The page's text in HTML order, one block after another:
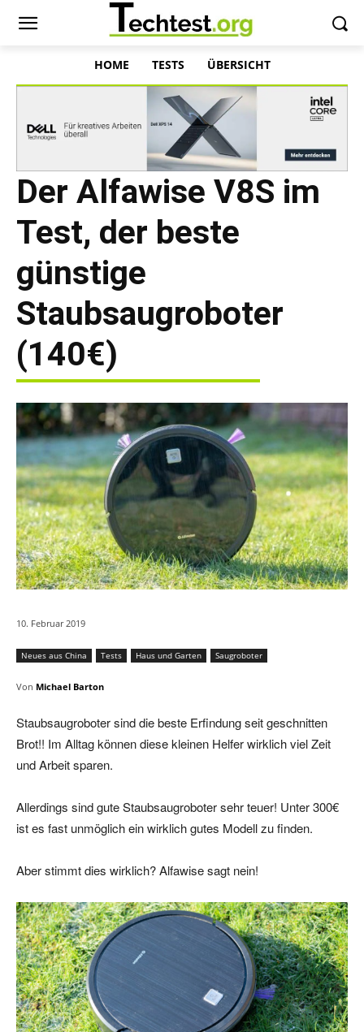
HOME TESTS ÜBERSICHT
Der Alfawise V8S im
Test, der beste
günstige
Staubsaugroboter
(140€)
10. Februar 2019
Neues aus China Tests Haus und Garten Saugroboter
Von Michael Barton
Staubsaugroboter sind die beste Erfindung seit geschnitten
Brot!! Im Alltag können diese kleinen Helfer wirklich viel Zeit
und Arbeit sparen.
Allerdings sind gute Staubsaugroboter sehr teuer! Unter 300€
ist es fast unmöglich ein wirklich gutes Modell zu finden.
Aber stimmt dies wirklich? Alfawise sagt nein!